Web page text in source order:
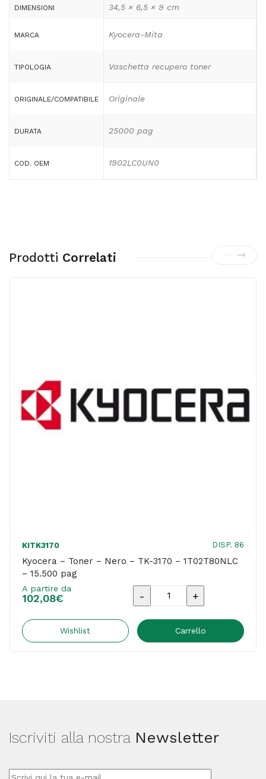
DIMENSIONI 34,5 × 6,5 × 9 cm
MARCA Kyocera-Mita
TIPOLOGIA Vaschetta recupero toner
ORIGINALE/COMPATIBILE Originale
DURATA 25000 pag
COD. OEM 1902LC0UN0
Prodotti Correlati
KITK3170 DISP. 86
Kyocera – Toner – Nero – TK-3170 – 1T02T80NLC
– 15.500 pag
A partire da
102,08€
Kyocera
Toner
-
-
Wishlist Carrello
Iscriviti alla nostra Newsletter